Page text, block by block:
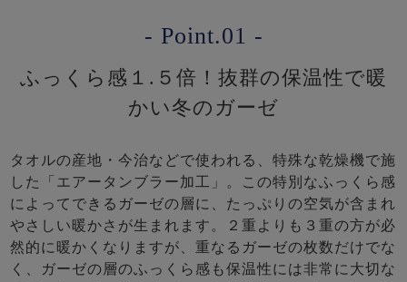
- Point.01 -
ふっくら感１.５倍！抜群の保温性で暖
かい冬のガーゼ
タオルの産地・今治などで使われる、特殊な乾燥機で施
した「エアータンブラー加工」。この特別なふっくら感
によってできるガーゼの層に、たっぷりの空気が含まれ
やさしい暖かさが生まれます。２重よりも３重の方が必
然的に暖かくなりますが、重なるガーゼの枚数だけでな
く、ガーゼの層のふっくら感も保温性には非常に大切な